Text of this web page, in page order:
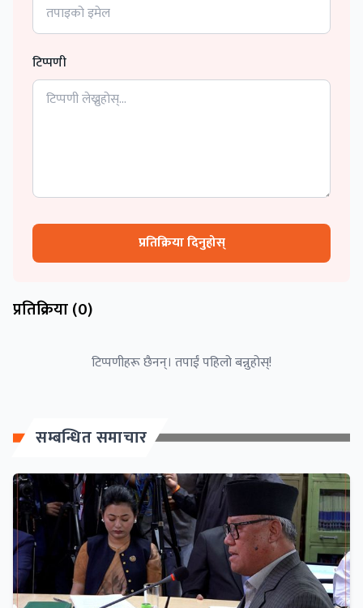
टिप्पणी
प्रतिक्रिया दिनुहोस्
प्रतिक्रिया (0)
टिप्पणीहरू छैनन्। तपाईं पहिलो बन्नुहोस्!
सम्बन्धित समाचार